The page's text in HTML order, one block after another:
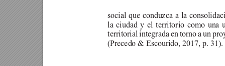
social que conduzca a la
la ciudad y el territorio como una
territorial integrada en torno a un
(Precedo & Escourido, 2017, p. 31).